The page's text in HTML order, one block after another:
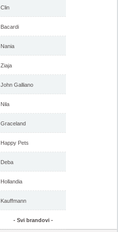
Clin
Bacardi
Nania
Ziaja
John Galliano
Nila
Graceland
Happy Pets
Deba
Hollandia
Kauffmann
- Svi brandovi -